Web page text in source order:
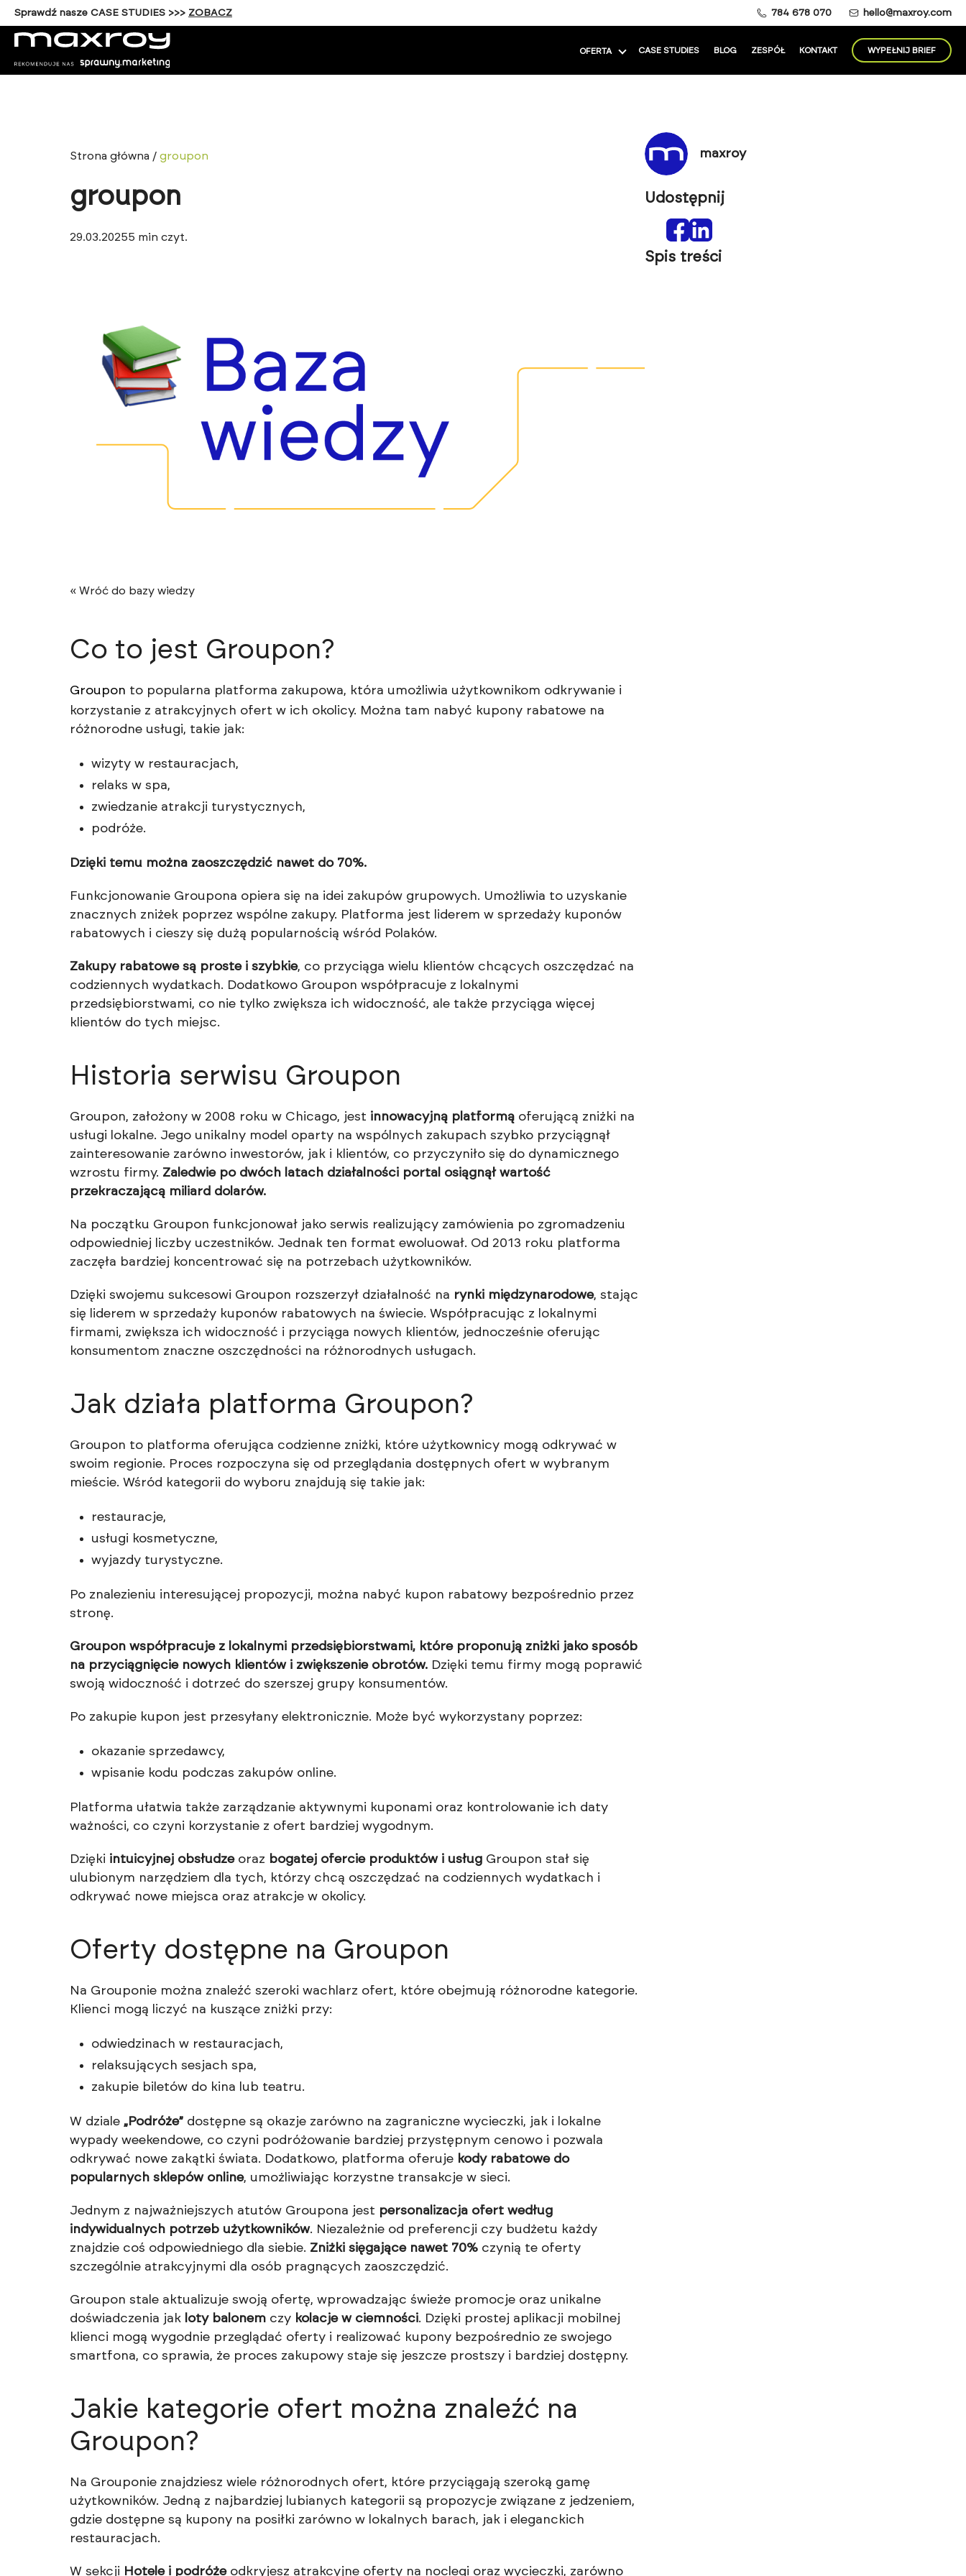
Sprawdź nasze CASE STUDIES >>> ZOBACZ 784 678 070 hello@maxroy.com
OFERTA CASE STUDIES BLOG ZESPÓŁ KONTAKT WYPEŁNIJ BRIEF
Strona główna / groupon
groupon
29.03.20255 min czyt.
« Wróć do bazy wiedzy
Co to jest Groupon?
Groupon to popularna platforma zakupowa, która umożliwia użytkownikom odkrywanie i
korzystanie z atrakcyjnych ofert w ich okolicy. Można tam nabyć kupony rabatowe na
różnorodne usługi, takie jak:
wizyty w restauracjach,
relaks w spa,
zwiedzanie atrakcji turystycznych,
podróże.
Dzięki temu można zaoszczędzić nawet do 70%.
Funkcjonowanie Groupona opiera się na idei zakupów grupowych. Umożliwia to uzyskanie
znacznych zniżek poprzez wspólne zakupy. Platforma jest liderem w sprzedaży kuponów
rabatowych i cieszy się dużą popularnością wśród Polaków.
Zakupy rabatowe są proste i szybkie, co przyciąga wielu klientów chcących oszczędzać na
codziennych wydatkach. Dodatkowo Groupon współpracuje z lokalnymi
przedsiębiorstwami, co nie tylko zwiększa ich widoczność, ale także przyciąga więcej
klientów do tych miejsc.
Historia serwisu Groupon
Groupon, założony w 2008 roku w Chicago, jest innowacyjną platformą oferującą zniżki na
usługi lokalne. Jego unikalny model oparty na wspólnych zakupach szybko przyciągnął
zainteresowanie zarówno inwestorów, jak i klientów, co przyczyniło się do dynamicznego
wzrostu firmy. Zaledwie po dwóch latach działalności portal osiągnął wartość
przekraczającą miliard dolarów.
Na początku Groupon funkcjonował jako serwis realizujący zamówienia po zgromadzeniu
odpowiedniej liczby uczestników. Jednak ten format ewoluował. Od 2013 roku platforma
zaczęła bardziej koncentrować się na potrzebach użytkowników.
Dzięki swojemu sukcesowi Groupon rozszerzył działalność na rynki międzynarodowe, stając
się liderem w sprzedaży kuponów rabatowych na świecie. Współpracując z lokalnymi
firmami, zwiększa ich widoczność i przyciąga nowych klientów, jednocześnie oferując
konsumentom znaczne oszczędności na różnorodnych usługach.
Jak działa platforma Groupon?
Groupon to platforma oferująca codzienne zniżki, które użytkownicy mogą odkrywać w
swoim regionie. Proces rozpoczyna się od przeglądania dostępnych ofert w wybranym
mieście. Wśród kategorii do wyboru znajdują się takie jak:
restauracje,
usługi kosmetyczne,
wyjazdy turystyczne.
Po znalezieniu interesującej propozycji, można nabyć kupon rabatowy bezpośrednio przez
stronę.
Groupon współpracuje z lokalnymi przedsiębiorstwami, które proponują zniżki jako sposób
na przyciągnięcie nowych klientów i zwiększenie obrotów. Dzięki temu firmy mogą poprawić
swoją widoczność i dotrzeć do szerszej grupy konsumentów.
Po zakupie kupon jest przesyłany elektronicznie. Może być wykorzystany poprzez:
okazanie sprzedawcy,
wpisanie kodu podczas zakupów online.
Platforma ułatwia także zarządzanie aktywnymi kuponami oraz kontrolowanie ich daty
ważności, co czyni korzystanie z ofert bardziej wygodnym.
Dzięki intuicyjnej obsłudzeoraz bogatej ofercie produktów i usług Groupon stał się
ulubionym narzędziem dla tych, którzy chcą oszczędzać na codziennych wydatkach i
odkrywać nowe miejsca oraz atrakcje w okolicy.
Oferty dostępne na Groupon
Na Grouponie można znaleźć szeroki wachlarz ofert, które obejmują różnorodne kategorie.
Klienci mogą liczyć na kuszące zniżki przy:
odwiedzinach w restauracjach,
relaksujących sesjach spa,
zakupie biletów do kina lub teatru.
W dziale „Podróże” dostępne są okazje zarówno na zagraniczne wycieczki, jak i lokalne
wypady weekendowe, co czyni podróżowanie bardziej przystępnym cenowo i pozwala
odkrywać nowe zakątki świata. Dodatkowo, platforma oferuje kody rabatowe do
popularnych sklepów online, umożliwiając korzystne transakcje w sieci.
Jednym z najważniejszych atutów Groupona jest personalizacja ofert według
indywidualnych potrzeb użytkowników. Niezależnie od preferencji czy budżetu każdy
znajdzie coś odpowiedniego dla siebie. Zniżki sięgające nawet 70% czynią te oferty
szczególnie atrakcyjnymi dla osób pragnących zaoszczędzić.
Groupon stale aktualizuje swoją ofertę, wprowadzając świeże promocje oraz unikalne
doświadczenia jak loty balonem czy kolacje w ciemności. Dzięki prostej aplikacji mobilnej
klienci mogą wygodnie przeglądać oferty i realizować kupony bezpośrednio ze swojego
smartfona, co sprawia, że proces zakupowy staje się jeszcze prostszy i bardziej dostępny.
Jakie kategorie ofert można znaleźć na
Groupon?
Na Grouponie znajdziesz wiele różnorodnych ofert, które przyciągają szeroką gamę
użytkowników. Jedną z najbardziej lubianych kategorii są propozycje związane z jedzeniem,
gdzie dostępne są kupony na posiłki zarówno w lokalnych barach, jak i eleganckich
restauracjach.
W sekcji Hotele i podróżeodkryjesz atrakcyjne oferty na noclegi oraz wycieczki, zarówno
maxroy
Udostępnij
Spis treści